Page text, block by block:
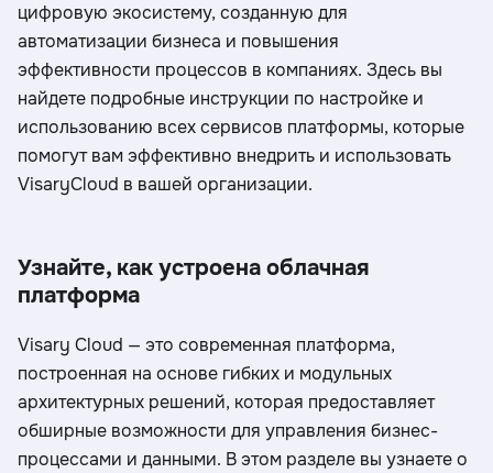
цифровую экосистему, созданную для
автоматизации бизнеса и повышения
эффективности процессов в компаниях. Здесь вы
найдете подробные инструкции по настройке и
использованию всех сервисов платформы, которые
помогут вам эффективно внедрить и использовать
VisaryCloud в вашей организации.
Узнайте, как устроена облачная
платформа
Visary Cloud — это современная платформа,
построенная на основе гибких и модульных
архитектурных решений, которая предоставляет
обширные возможности для управления бизнес-
процессами и данными. В этом разделе вы узнаете о